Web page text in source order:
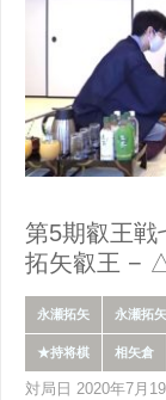
第5期叡王
拓矢叡王 −
永瀬拓矢 永瀬拓
★持将棋 相矢倉
対局日 2020年7月